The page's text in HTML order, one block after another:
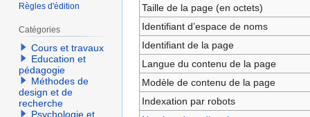
Taille de la page (en octets)
Identifiant dʼespace de noms
Identifiant de la page
Langue du contenu de la page
Modèle de contenu de la page
Indexation par robots
Règles d'édition
Catégories
Cours et travaux
Education et
pédagogie
Méthodes de
design et de
recherche
Psychologie et